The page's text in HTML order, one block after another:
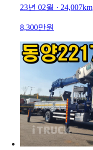
23년 02월 · 24,007km
8,300만원